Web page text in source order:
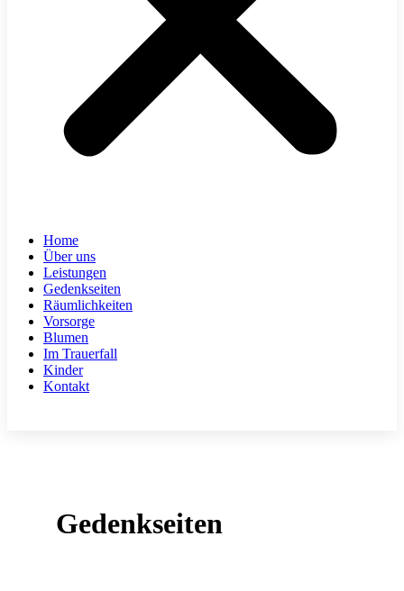
Home
Über uns
Leistungen
Gedenkseiten
Räumlichkeiten
Vorsorge
Blumen
Im Trauerfall
Kinder
Kontakt
Gedenkseiten